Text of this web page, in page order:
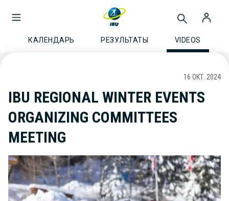
КАЛЕНДАРЬ РЕЗУЛЬТАТЫ VIDEOS
16 ОКТ. 2024
IBU REGIONAL WINTER EVENTS
ORGANIZING COMMITTEES
MEETING